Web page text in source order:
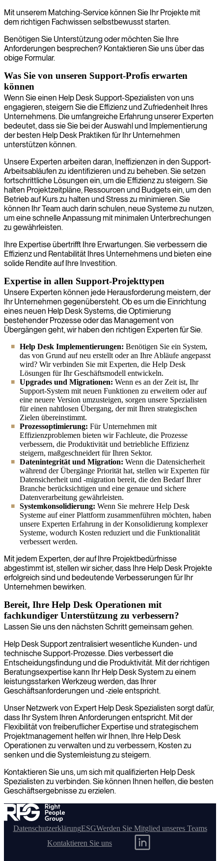
Mit unserem Matching-Service können Sie Ihr Projekte mit
dem richtigen Fachwissen selbstbewusst starten.
Benötigen Sie Unterstützung oder möchten Sie Ihre
Anforderungen besprechen? Kontaktieren Sie uns über das
obige Formular.
Was Sie von unseren Support-Profis erwarten
können
Wenn Sie einen Help Desk Support-Spezialisten von uns
engagieren, steigern Sie die Effizienz und Zufriedenheit Ihres
Unternehmens. Die umfangreiche Erfahrung unserer Experten
bedeutet, dass sie Sie bei der Auswahl und Implementierung
der besten Help Desk Praktiken für Ihr Unternehmen
unterstützen können.
Unsere Experten arbeiten daran, Ineffizienzen in den Support-
Arbeitsabläufen zu identifizieren und zu beheben. Sie setzen
fortschrittliche Lösungen ein, um die Effizienz zu steigern. Sie
halten Projektzeitpläne, Ressourcen und Budgets ein, um den
Betrieb auf Kurs zu halten und Stress zu minimieren. Sie
können Ihr Team auch darin schulen, neue Systeme zu nutzen,
um eine schnelle Anpassung mit minimalen Unterbrechungen
zu gewährleisten.
Ihre Expertise übertrifft Ihre Erwartungen. Sie verbessern die
Effizienz und Rentabilität Ihres Unternehmens und bieten eine
solide Rendite auf Ihre Investition.
Expertise in allen Support-Projekttypen
Unsere Experten können jede Herausforderung meistern, der
Ihr Unternehmen gegenübersteht. Ob es um die Einrichtung
eines neuen Help Desk Systems, die Optimierung
bestehender Prozesse oder das Management von
Übergängen geht, wir haben den richtigen Experten für Sie.
Help Desk Implementierungen: Benötigen Sie ein System,
das von Grund auf neu erstellt oder an Ihre Abläufe angepasst
wird? Wir verbinden Sie mit Experten, die Help Desk
Lösungen für Ihr Geschäftsmodell entwickeln.
Upgrades und Migrationen: Wenn es an der Zeit ist, Ihr
Support-System mit neuen Funktionen zu erweitern oder auf
eine neuere Version umzusteigen, sorgen unsere Spezialisten
für einen nahtlosen Übergang, der mit Ihren strategischen
Zielen übereinstimmt.
Prozessoptimierung: Für Unternehmen mit
Effizienzproblemen bieten wir Fachleute, die Prozesse
verbessern, die Produktivität und betriebliche Effizienz
steigern, maßgeschneidert für Ihren Sektor.
Datenintegrität und Migration: Wenn die Datensicherheit
während der Übergänge Priorität hat, stellen wir Experten für
Datensicherheit und -migration bereit, die den Bedarf Ihrer
Branche berücksichtigen und eine genaue und sichere
Datenverarbeitung gewährleisten.
Systemkonsolidierung: Wenn Sie mehrere Help Desk
Systeme auf einer Plattform zusammenführen möchten, haben
unsere Experten Erfahrung in der Konsolidierung komplexer
Systeme, wodurch Kosten reduziert und die Funktionalität
verbessert werden.
Mit jedem Experten, der auf Ihre Projektbedürfnisse
abgestimmt ist, stellen wir sicher, dass Ihre Help Desk Projekte
erfolgreich sind und bedeutende Verbesserungen für Ihr
Unternehmen bewirken.
Bereit, Ihre Help Desk Operationen mit
fachkundiger Unterstützung zu verbessern?
Lassen Sie uns den nächsten Schritt gemeinsam gehen.
Help Desk Support zentralisiert wesentliche Kunden- und
technische Support-Prozesse. Dies verbessert die
Entscheidungsfindung und die Produktivität. Mit der richtigen
Beratungsexpertise kann Ihr Help Desk System zu einem
leistungsstarken Werkzeug werden, das Ihrer
Geschäftsanforderungen und -ziele entspricht.
Unser Netzwerk von Expert Help Desk Spezialisten sorgt dafür,
dass Ihr System Ihren Anforderungen entspricht. Mit der
Flexibilität von freiberuflicher Expertise und strategischem
Projektmanagement helfen wir Ihnen, Ihre Help Desk
Operationen zu verwalten und zu verbessern, Kosten zu
senken und die Systemleistung zu steigern.
Kontaktieren Sie uns, um sich mit qualifizierten Help Desk
Spezialisten zu verbinden. Sie können Ihnen helfen, die besten
Geschäftsergebnisse zu erzielen.
DatenschutzerklärungESGWerden Sie Mitglied unseres Teams
Kontaktieren Sie uns